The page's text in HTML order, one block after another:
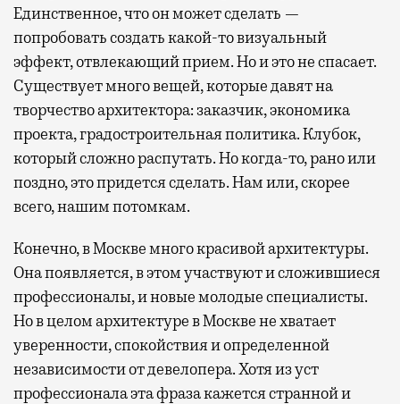
Единственное, что он может сделать —
попробовать создать какой-то визуальный
эффект, отвлекающий прием. Но и это не спасает.
Существует много вещей, которые давят на
творчество архитектора: заказчик, экономика
проекта, градостроительная политика. Клубок,
который сложно распутать. Но когда-то, рано или
поздно, это придется сделать. Нам или, скорее
всего, нашим потомкам.
Конечно, в Москве много красивой архитектуры.
Она появляется, в этом участвуют и сложившиеся
профессионалы, и новые молодые специалисты.
Но в целом архитектуре в Москве не хватает
уверенности, спокойствия и определенной
независимости от девелопера. Хотя из уст
профессионала эта фраза кажется странной и